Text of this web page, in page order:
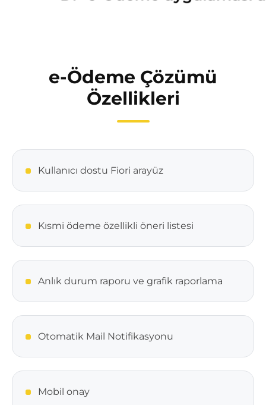
e-Ödeme Çözümü
Özellikleri
Kullanıcı dostu Fiori arayüz
Kısmi ödeme özellikli öneri listesi
Anlık durum raporu ve grafik raporlama
Otomatik Mail Notifikasyonu
Mobil onay